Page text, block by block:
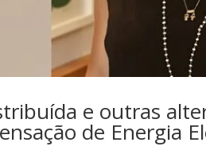
e outras
de Energia